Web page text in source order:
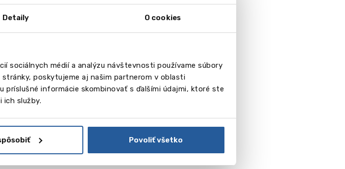
Detaily O cookies
sociálnych médií a analýzu návštevnosti používame súbory
poskytujeme aj našim partnerom v oblasti
príslušné informácie skombinovať s ďalšími údajmi, ktoré ste
ich služby.
Povoliť všetko
College Beau Soleil
Aiglon College